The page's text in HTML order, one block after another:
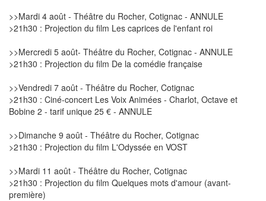
>>Mardi 4 août - Théâtre du Rocher, Cotignac - ANNULE
>21h30 : Projection du film Les caprices de l'enfant roi
>>Mercredi 5 août- Théâtre du Rocher, Cotignac - ANNULE
>21h30 : Projection du film De la comédie française
>>Vendredi 7 août - Théâtre du Rocher, Cotignac
>21h30 : Ciné-concert Les Voix Animées - Charlot, Octave et
Bobine 2 - tarif unique 25 € - ANNULE
>>Dimanche 9 août - Théâtre du Rocher, Cotignac
>21h30 : Projection du film L'Odyssée en VOST
>>Mardi 11 août - Théâtre du Rocher, Cotignac
>21h30 : Projection du film Quelques mots d'amour (avant-
première)